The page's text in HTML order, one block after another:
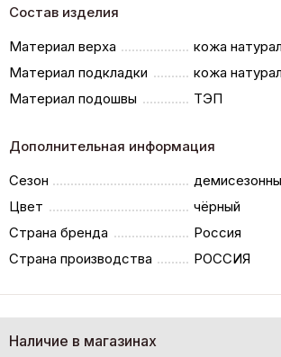
Состав изделия
Материал верха
кожа
Материал подкладки
кожа
Материал подошвы
ТЭП
Дополнительная информация
Сезон
Цвет
чёрный
Страна бренда
Россия
Страна производства
РОССИЯ
Наличие в магазинах